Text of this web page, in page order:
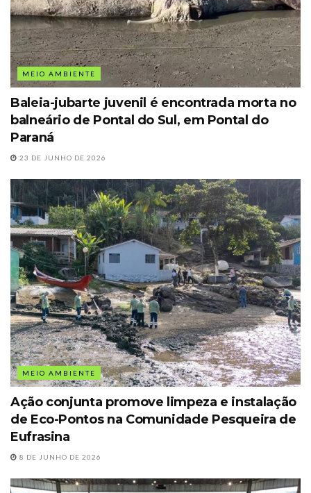
MEIO AMBIENTE
Baleia-jubarte juvenil é encontrada morta no
balneário de Pontal do Sul, em Pontal do
Paraná
23 DE JUNHO DE 2026
MEIO AMBIENTE
Ação conjunta promove limpeza e instalação
de Eco-Pontos na Comunidade Pesqueira de
Eufrasina
8 DE JUNHO DE 2026